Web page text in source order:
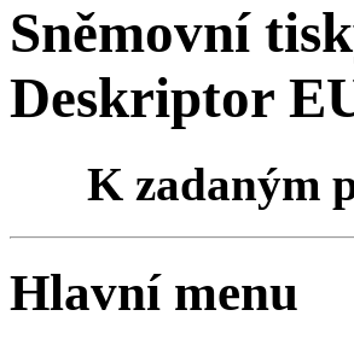
Sněmovní
Deskriptor
K zadaným
Hlavní menu